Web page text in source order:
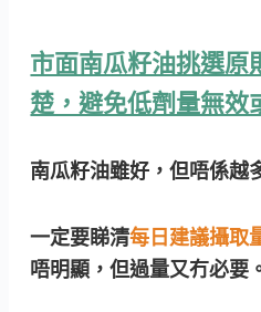
市面南瓜籽油挑選原
楚，避免低劑量無效
南瓜籽油雖好，但唔係越
一定要睇清每日建議攝取
唔明顯，但過量又冇必要